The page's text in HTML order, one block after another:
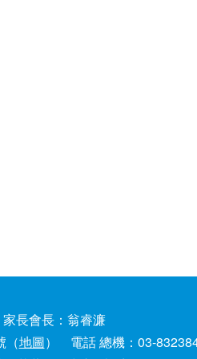
長會長：翁睿濂
（地圖） 電話 總機：03-